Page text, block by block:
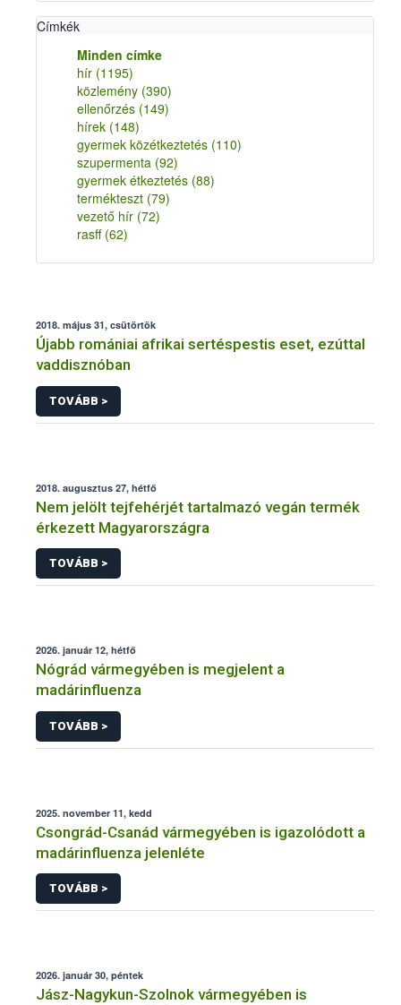
Címkék
Minden címke
hír (1195)
közlemény (390)
ellenőrzés (149)
hírek (148)
gyermek közétkeztetés (110)
szupermenta (92)
gyermek étkeztetés (88)
termékteszt (79)
vezető hír (72)
rasff (62)
2018. május 31, csütörtök
Újabb romániai afrikai sertéspestis eset, ezúttal
vaddisznóban
TOVÁBB >
2018. augusztus 27, hétfő
Nem jelölt tejfehérjét tartalmazó vegán termék
érkezett Magyarországra
TOVÁBB >
2026. január 12, hétfő
Nógrád vármegyében is megjelent a
madárinfluenza
TOVÁBB >
2025. november 11, kedd
Csongrád-Csanád vármegyében is igazolódott a
madárinfluenza jelenléte
TOVÁBB >
2026. január 30, péntek
Jász-Nagykun-Szolnok vármegyében is